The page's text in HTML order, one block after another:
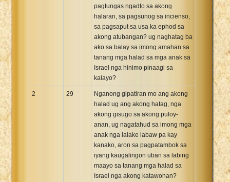
pagtungas ngadto sa akong
halaran, sa pagsunog sa incienso,
sa pagsaput sa usa ka ephod sa
akong atubangan? ug naghatag ba
ako sa balay sa imong amahan sa
tanang mga halad sa mga anak sa
Israel nga hinimo pinaagi sa
kalayo?
2 29
Nganong gipatiran mo ang akong
halad ug ang akong hatag, nga
akong gisugo sa akong puloy-
anan, ug nagatahud sa imong mga
anak nga lalake labaw pa kay
kanako, aron sa pagpatambok sa
iyang kaugalingon uban sa labing
maayo sa tanang mga halad sa
Israel nga akong katawohan?